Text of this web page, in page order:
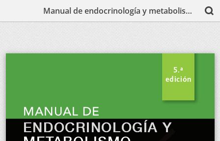
Manual de endocrinología y metabolismo - Lavin